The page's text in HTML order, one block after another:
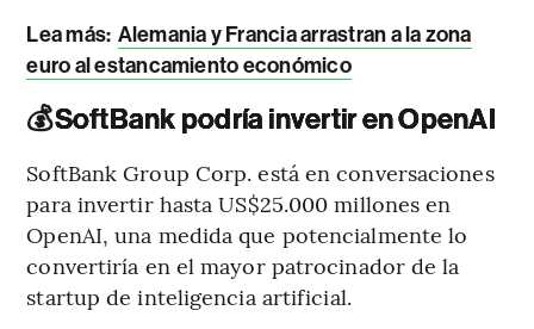
Lea más: Alemania y Francia arrastran a la zona
euro al estancamiento económico
💰SoftBank podría invertir en OpenAI
SoftBank Group Corp. está en conversaciones
para invertir hasta US$25.000 millones en
OpenAI, una medida que potencialmente lo
convertiría en el mayor patrocinador de la
startup de inteligencia artificial.